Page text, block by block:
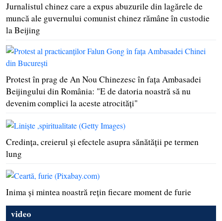
Jurnalistul chinez care a expus abuzurile din lagărele de
muncă ale guvernului comunist chinez rămâne în custodie
la Beijing
Protest în prag de An Nou Chinezesc în faţa Ambasadei
Beijingului din România: "E de datoria noastră să nu
devenim complici la aceste atrocităţi"
Credinţa, creierul şi efectele asupra sănătăţii pe termen
lung
Inima şi mintea noastră reţin fiecare moment de furie
video